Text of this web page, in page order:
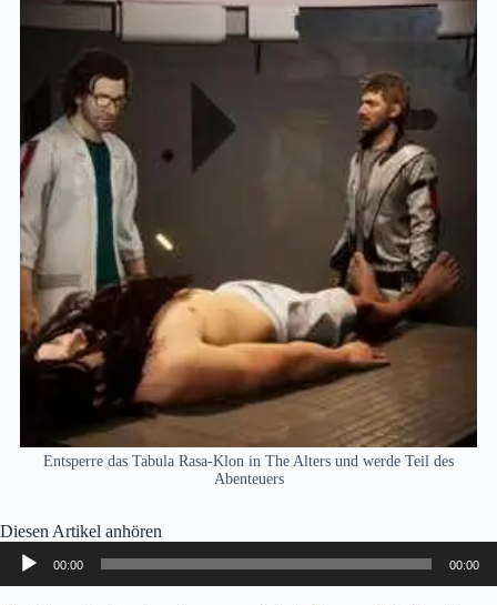
Entsperre das Tabula Rasa-Klon in The Alters und werde Teil des
Abenteuers
Diesen Artikel anhören
Audio-
Player
00:00 00:00